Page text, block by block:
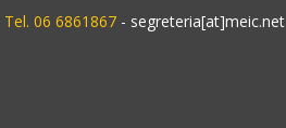
Tel. 06 6861867 - segreteria[at]meic.net